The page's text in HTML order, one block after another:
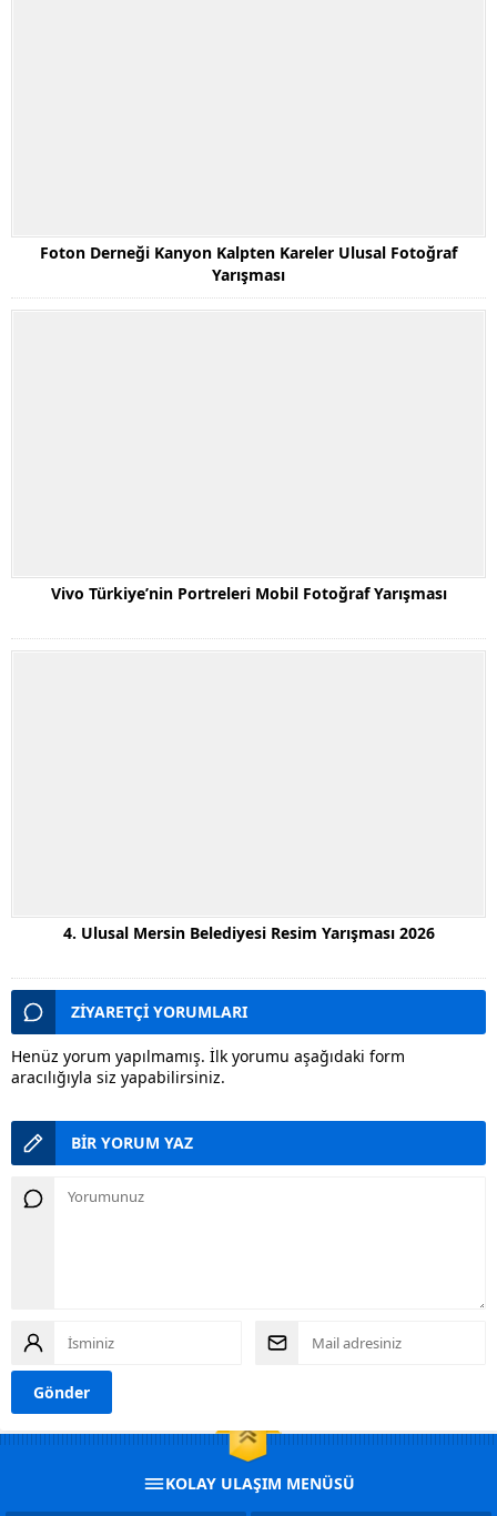
Foton Derneği Kanyon Kalpten Kareler Ulusal Fotoğraf
Yarışması
Vivo Türkiye’nin Portreleri Mobil Fotoğraf Yarışması
4. Ulusal Mersin Belediyesi Resim Yarışması 2026
ZİYARETÇİ YORUMLARI
Henüz yorum yapılmamış. İlk yorumu aşağıdaki form
aracılığıyla siz yapabilirsiniz.
BİR YORUM YAZ
KOLAY ULAŞIM MENÜSÜ